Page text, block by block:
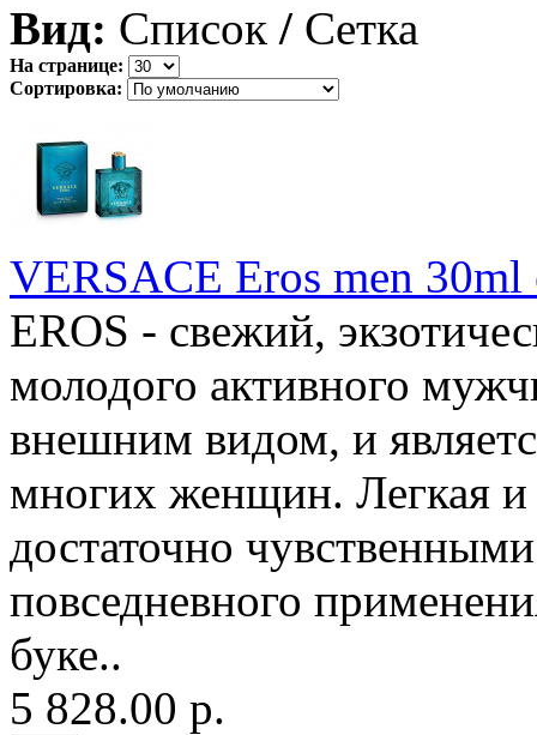
Вид: Список / Сетка
На странице:
Сортировка:
VERSACE Eros men 30ml
EROS - свежий,
молодого активного
внешним видом, и
многих женщин. Легкая и
достаточно
повседневного
буке..
5 828.00 р.